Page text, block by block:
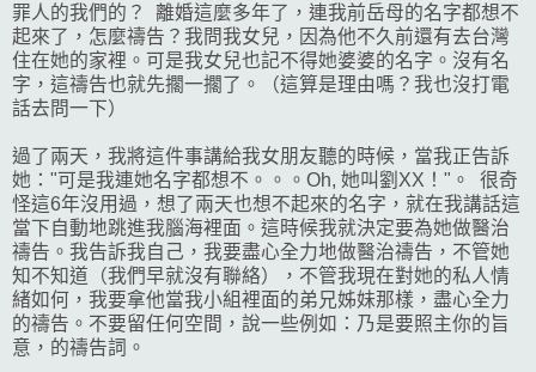
罪人的我們的？ 離婚這麼多年了，連我前岳母的名字都想不
起來了，怎麼禱告？我問我女兒，因為他不久前還有去台灣
住在她的家裡。可是我女兒也記不得她婆婆的名字。沒有名
字，這禱告也就先擱一擱了。（這算是理由嗎？我也沒打電
話去問一下）
過了兩天，我將這件事講給我女朋友聽的時候，當我正告訴
她："可是我連她名字都想不。。。Oh, 她叫劉XX！"。 很奇
怪這6年沒用過，想了兩天也想不起來的名字，就在我講話這
當下自動地跳進我腦海裡面。這時候我就決定要為她做醫治
禱告。我告訴我自己，我要盡心全力地做醫治禱告，不管她
知不知道（我們早就沒有聯絡），不管我現在對她的私人情
緒如何，我要拿他當我小組裡面的弟兄姊妹那樣，盡心全力
的禱告。不要留任何空間，說一些例如：乃是要照主你的旨
意，的禱告詞。